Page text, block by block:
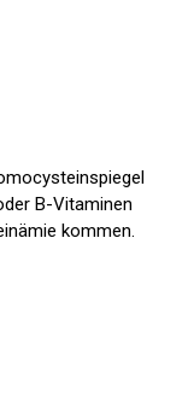
B-Vitaminen
kommen.